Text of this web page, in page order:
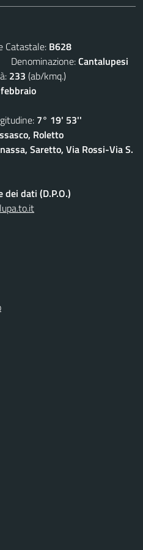
Catastale: B628
Denominazione:Cantalupesi
233 (ab/kmq.)
7° 19' 53''
Roletto
Saretto, Via Rossi-Via S.
dati (D.P.O.)